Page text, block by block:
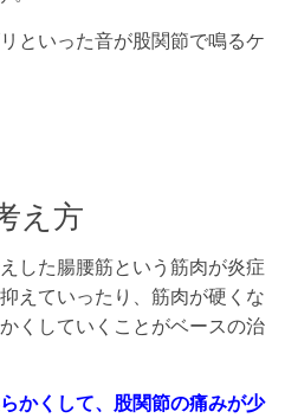
といった音が股関節で鳴るケ
え方
した腸腰筋という筋肉が炎症
えていったり、筋肉が硬くな
くしていくことがベースの治
かくして、股関節の痛みが少